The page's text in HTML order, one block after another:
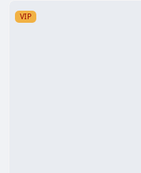
VIP